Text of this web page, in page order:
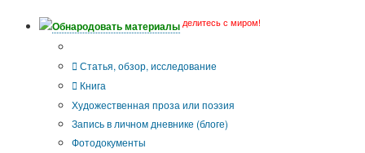
Обнародовать материалы делитесь с миром!
Статья, обзор, исследование
Книга
Художественная проза или поэзия
Запись в личном дневнике (блоге)
Фотодокументы